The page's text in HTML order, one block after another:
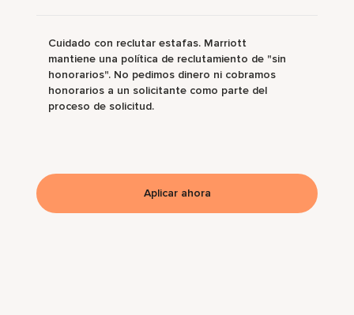
Cuidado con reclutar estafas. Marriott
mantiene una política de reclutamiento de "sin
honorarios". No pedimos dinero ni cobramos
honorarios a un solicitante como parte del
proceso de solicitud.
Aplicar ahora